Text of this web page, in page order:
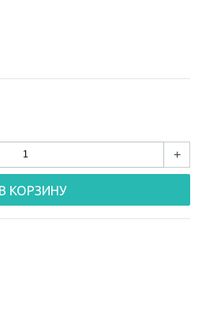
+
В КОРЗИНУ